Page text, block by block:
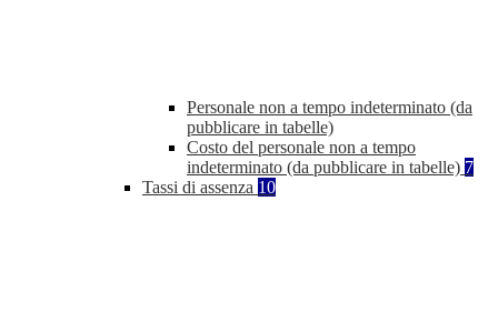
Personale non a tempo indeterminato (da
pubblicare in tabelle)
Costo del personale non a tempo
indeterminato (da pubblicare in tabelle) 7
Tassi di assenza 10